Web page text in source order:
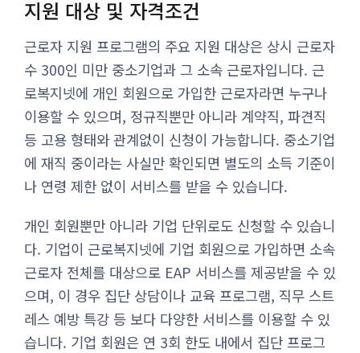
지원 대상 및 자격조건
근로자 지원 프로그램의 주요 지원 대상은 상시 근로자
수 300인 미만 중소기업과 그 소속 근로자입니다. 근
로복지넷에 개인 회원으로 가입한 근로자라면 누구나
이용할 수 있으며, 정규직뿐만 아니라 계약직, 파견직
등 고용 형태와 관계없이 신청이 가능합니다. 중소기업
에 재직 중이라는 사실만 확인되면 별도의 소득 기준이
나 연령 제한 없이 서비스를 받을 수 있습니다.
개인 회원뿐만 아니라 기업 단위로도 신청할 수 있습니
다. 기업이 근로복지넷에 기업 회원으로 가입하면 소속
근로자 전체를 대상으로 EAP 서비스를 제공받을 수 있
으며, 이 경우 집단 상담이나 교육 프로그램, 직무 스트
레스 예방 특강 등 보다 다양한 서비스를 이용할 수 있
습니다. 기업 회원은 연 3회 한도 내에서 집단 프로그